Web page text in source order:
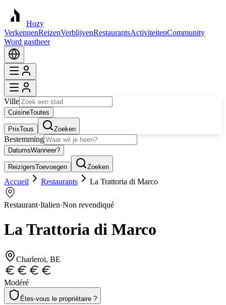
Hozy
VerkennenReizenVerblijvenRestaurantsActiviteitenCommunity
Word gastheer
Ville
CuisineToutes
PrixTous Zoeken
Bestemming
DatumsWanneer?
ReizigersToevoegen Zoeken
Accueil Restaurants La Trattoria di Marco
Restaurant·Italien·Non revendiqué
La Trattoria di Marco
Charleroi, BE
Modéré
Êtes-vous le propriétaire ?